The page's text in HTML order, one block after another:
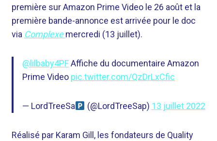
première sur Amazon Prime Video le 26 août et la
première bande-annonce est arrivée pour le doc
via Complexe mercredi (13 juillet).
@lilbaby4PFAffiche du documentaire Amazon
Prime Video pic.twitter.com/QzDrLxCfic
— LordTreeSa (@LordTreeSap) 13 juillet 2022
Réalisé par Karam Gill, les fondateurs de Quality